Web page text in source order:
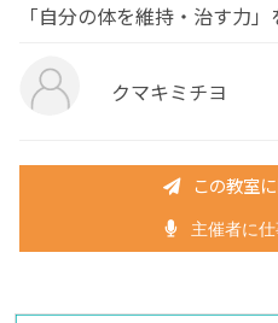
「自分の体を維持・治す力
クマキミチヨ
この教室
主催者に